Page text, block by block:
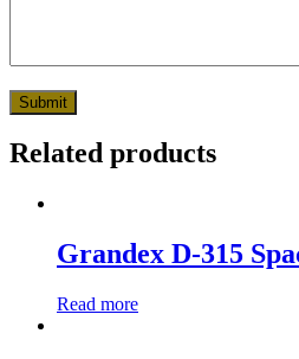
Related products
Grandex D-315
Read more